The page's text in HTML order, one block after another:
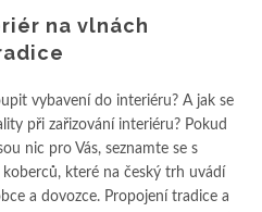
na vlnách
vybavení do interiéru? A jak se
při zařizování interiéru? Pokud
nic pro Vás, seznamte se s
které na český trh uvádí
a dovozce. Propojení tradice a